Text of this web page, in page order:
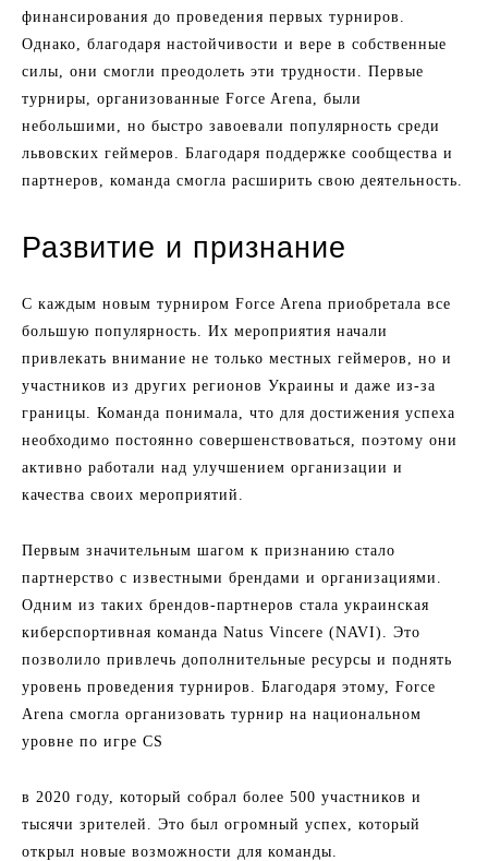
финансирования до проведения первых турниров.
Однако, благодаря настойчивости и вере в собственные
силы, они смогли преодолеть эти трудности. Первые
турниры, организованные Force Arena, были
небольшими, но быстро завоевали популярность среди
львовских геймеров. Благодаря поддержке сообщества и
партнеров, команда смогла расширить свою деятельность.
Развитие и признание
С каждым новым турниром Force Arena приобретала все
большую популярность. Их мероприятия начали
привлекать внимание не только местных геймеров, но и
участников из других регионов Украины и даже из-за
границы. Команда понимала, что для достижения успеха
необходимо постоянно совершенствоваться, поэтому они
активно работали над улучшением организации и
качества своих мероприятий.
Первым значительным шагом к признанию стало
партнерство с известными брендами и организациями.
Одним из таких брендов-партнеров стала украинская
киберспортивная команда Natus Vincere (NAVI). Это
позволило привлечь дополнительные ресурсы и поднять
уровень проведения турниров. Благодаря этому, Force
Arena смогла организовать турнир на национальном
уровне по игре CS
в 2020 году, который собрал более 500 участников и
тысячи зрителей. Это был огромный успех, который
открыл новые возможности для команды.